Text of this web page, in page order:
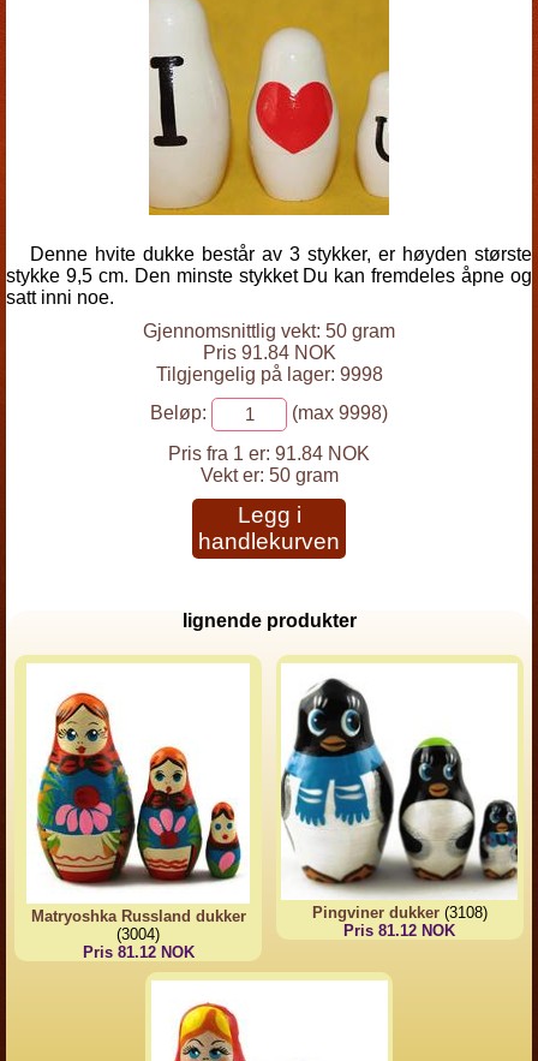
Denne hvite dukke består av 3 stykker, er høyden største
stykke 9,5 cm. Den minste stykket Du kan fremdeles åpne og
satt inni noe.
Gjennomsnittlig vekt: 50 gram
Pris 91.84 NOK
Tilgjengelig på lager: 9998
Beløp:
(max 9998)
Pris fra 1 er: 91.84 NOK
Vekt er: 50 gram
Legg i
handlekurven
lignende produkter
Matryoshka Russland dukker
(3004)
Pris 81.12 NOK
Pingviner dukker(3108)
Pris 81.12 NOK